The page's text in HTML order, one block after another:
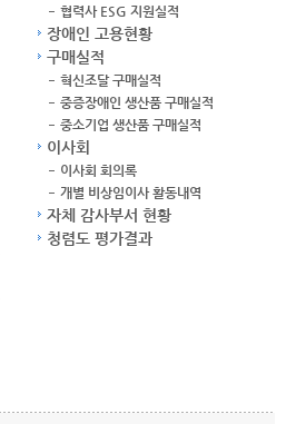
협력사 ESG 지원실적
장애인 고용현황
구매실적
혁신조달 구매실적
중증장애인 생산품 구매실적
중소기업 생산품 구매실적
이사회
이사회 회의록
개별 비상임이사 활동내역
자체 감사부서 현황
청렴도 평가결과